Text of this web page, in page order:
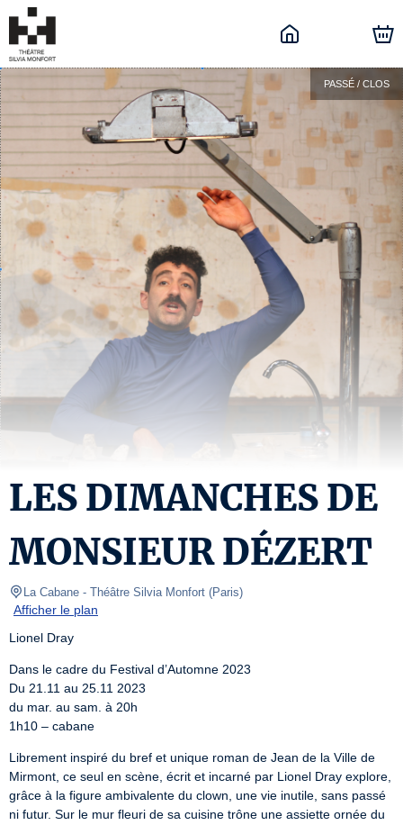
PASSÉ / CLOS
LES DIMANCHES DE
MONSIEUR DÉZERT
La Cabane - Théâtre Silvia Monfort (Paris)
Afficher le plan
Lionel Dray
Dans le cadre du Festival d’Automne 2023
Du 21.11 au 25.11 2023
du mar. au sam. à 20h
1h10 – cabane
Librement inspiré du bref et unique roman de Jean de la Ville de
Mirmont, ce seul en scène, écrit et incarné par Lionel Dray explore,
grâce à la figure ambivalente du clown, une vie inutile, sans passé
ni futur. Sur le mur fleuri de sa cuisine trône une assiette ornée du